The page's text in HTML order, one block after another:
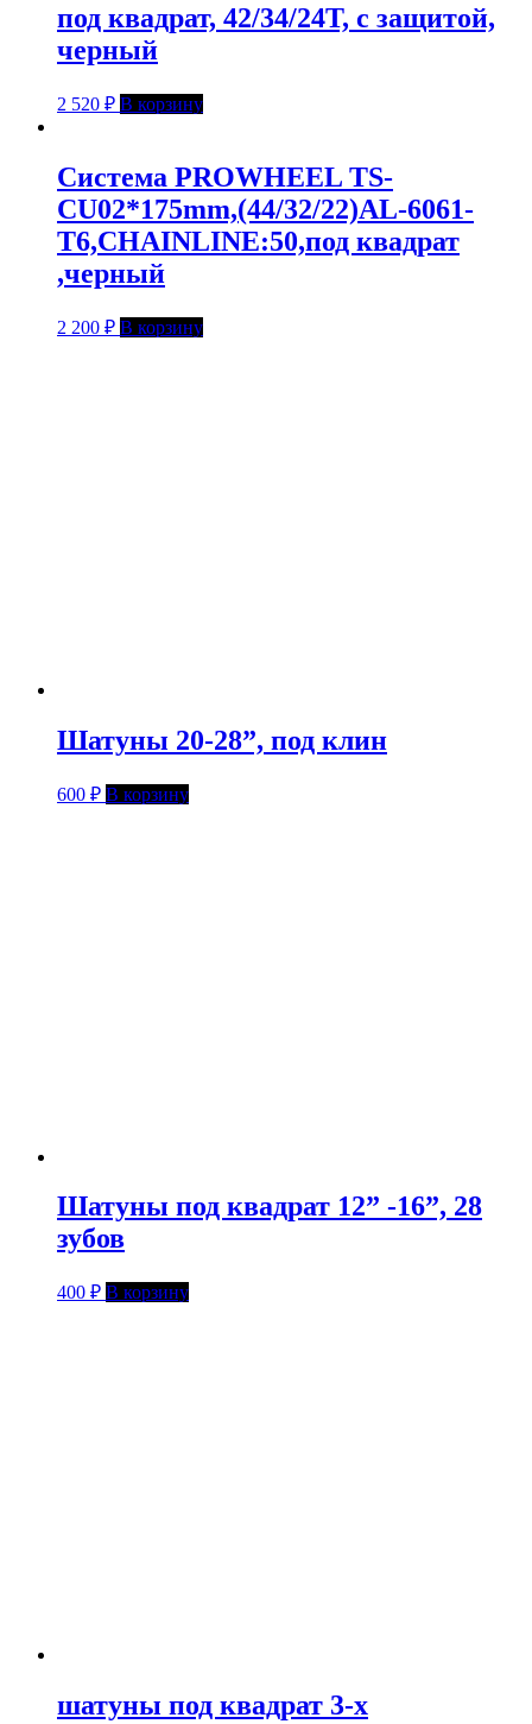
под квадрат, 42/34/24Т, с защитой,
черный
2 520 ₽ В корзину
Система PROWHEEL TS-
CU02*175mm,(44/32/22)AL-6061-
T6,CHAINLINE:50,под квадрат
,черный
2 200 ₽ В корзину
Шатуны 20-28”, под клин
600 ₽ В корзину
Шатуны под квадрат 12” -16”, 28
зубов
400 ₽ В корзину
шатуны под квадрат 3-х